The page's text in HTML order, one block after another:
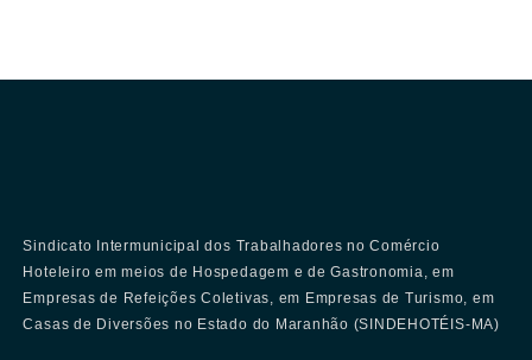
Sindicato Intermunicipal dos Trabalhadores no Comércio
Hoteleiro em meios de Hospedagem e de Gastronomia, em
Empresas de Refeições Coletivas, em Empresas de Turismo, em
Casas de Diversões no Estado do Maranhão (SINDEHOTÉIS-MA)